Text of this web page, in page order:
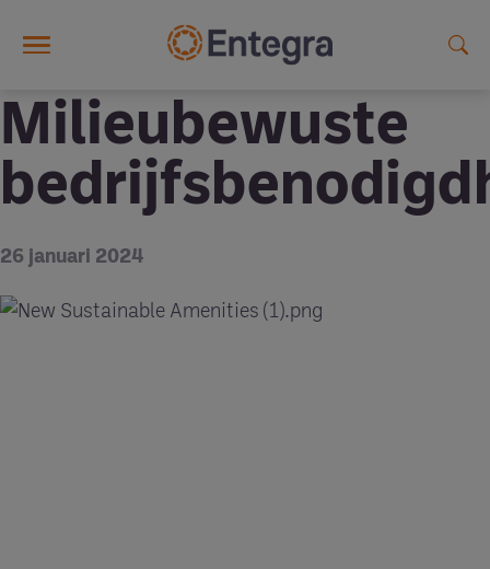
Milieubewuste
26 januari 2024